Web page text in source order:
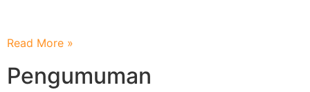
Read More »
Pengumuman